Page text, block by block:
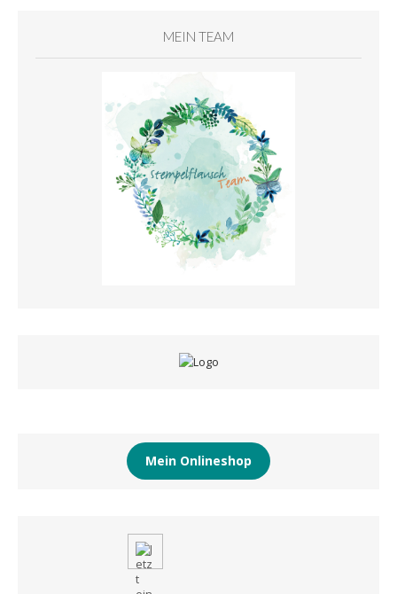
MEIN TEAM
Mein Onlineshop